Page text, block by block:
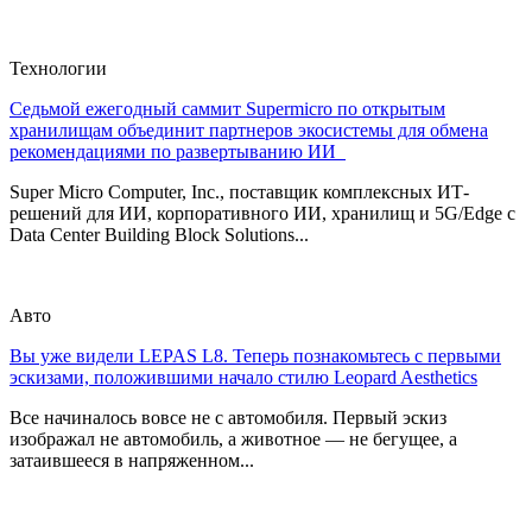
Технологии
Седьмой ежегодный саммит Supermicro по открытым
хранилищам объединит партнеров экосистемы для обмена
рекомендациями по развертыванию ИИ
Super Micro Computer, Inc., поставщик комплексных ИТ-
решений для ИИ, корпоративного ИИ, хранилищ и 5G/Edge с
Data Center Building Block Solutions...
Авто
Вы уже видели LEPAS L8. Теперь познакомьтесь с первыми
эскизами, положившими начало стилю Leopard Aesthetics
Все начиналось вовсе не с автомобиля. Первый эскиз
изображал не автомобиль, а животное — не бегущее, а
затаившееся в напряженном...